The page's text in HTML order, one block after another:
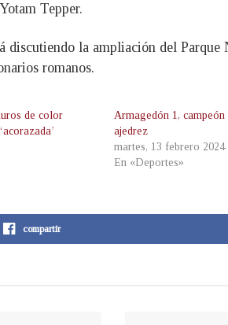
Tepper.
discutiendo la ampliación del
romanos.
de color
Armagedón 1,
ajedrez
martes, 13 febrero 2024
En «Deportes»
compartir